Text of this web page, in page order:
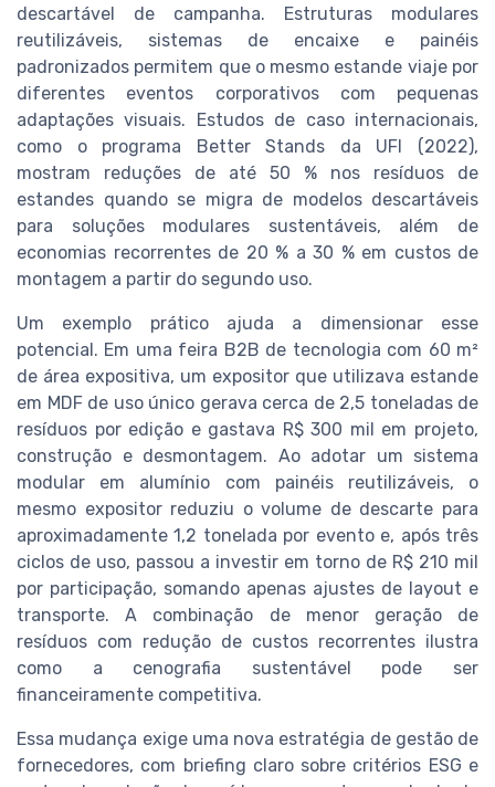
descartável de campanha. Estruturas modulares
reutilizáveis, sistemas de encaixe e painéis
padronizados permitem que o mesmo estande viaje por
diferentes eventos corporativos com pequenas
adaptações visuais. Estudos de caso internacionais,
como o programa Better Stands da UFI (2022),
mostram reduções de até 50 % nos resíduos de
estandes quando se migra de modelos descartáveis
para soluções modulares sustentáveis, além de
economias recorrentes de 20 % a 30 % em custos de
montagem a partir do segundo uso.
Um exemplo prático ajuda a dimensionar esse
potencial. Em uma feira B2B de tecnologia com 60 m²
de área expositiva, um expositor que utilizava estande
em MDF de uso único gerava cerca de 2,5 toneladas de
resíduos por edição e gastava R$ 300 mil em projeto,
construção e desmontagem. Ao adotar um sistema
modular em alumínio com painéis reutilizáveis, o
mesmo expositor reduziu o volume de descarte para
aproximadamente 1,2 tonelada por evento e, após três
ciclos de uso, passou a investir em torno de R$ 210 mil
por participação, somando apenas ajustes de layout e
transporte. A combinação de menor geração de
resíduos com redução de custos recorrentes ilustra
como a cenografia sustentável pode ser
financeiramente competitiva.
Essa mudança exige uma nova estratégia de gestão de
fornecedores, com briefing claro sobre critérios ESG e